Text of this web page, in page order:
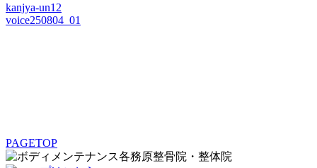
kanjya-un12
voice250804_01
PAGETOP